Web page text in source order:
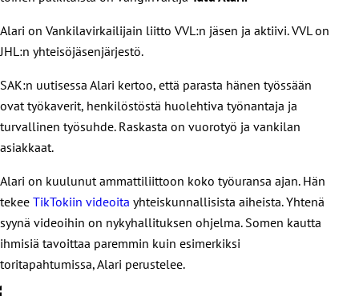
Alari on Vankilavirkailijain liitto VVL:n jäsen ja aktiivi. VVL on
JHL:n yhteisöjäsenjärjestö.
SAK:n uutisessa Alari kertoo, että parasta hänen työssään
ovat työkaverit, henkilöstöstä huolehtiva työnantaja ja
turvallinen työsuhde. Raskasta on vuorotyö ja vankilan
asiakkaat.
Alari on kuulunut ammattiliittoon koko työuransa ajan. Hän
tekee TikTokiin videoita yhteiskunnallisista aiheista. Yhtenä
syynä videoihin on nykyhallituksen ohjelma. Somen kautta
ihmisiä tavoittaa paremmin kuin esimerkiksi
toritapahtumissa, Alari perustelee.